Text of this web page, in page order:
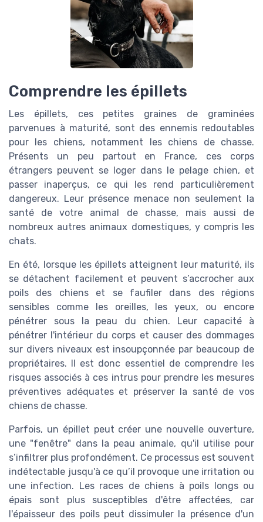
Comprendre les épillets
Les épillets, ces petites graines de graminées
parvenues à maturité, sont des ennemis redoutables
pour les chiens, notamment les chiens de chasse.
Présents un peu partout en France, ces corps
étrangers peuvent se loger dans le pelage chien, et
passer inaperçus, ce qui les rend particulièrement
dangereux. Leur présence menace non seulement la
santé de votre animal de chasse, mais aussi de
nombreux autres animaux domestiques, y compris les
chats.
En été, lorsque les épillets atteignent leur maturité, ils
se détachent facilement et peuvent s’accrocher aux
poils des chiens et se faufiler dans des régions
sensibles comme les oreilles, les yeux, ou encore
pénétrer sous la peau du chien. Leur capacité à
pénétrer l'intérieur du corps et causer des dommages
sur divers niveaux est insoupçonnée par beaucoup de
propriétaires. Il est donc essentiel de comprendre les
risques associés à ces intrus pour prendre les mesures
préventives adéquates et préserver la santé de vos
chiens de chasse.
Parfois, un épillet peut créer une nouvelle ouverture,
une "fenêtre" dans la peau animale, qu'il utilise pour
s’infiltrer plus profondément. Ce processus est souvent
indétectable jusqu'à ce qu’il provoque une irritation ou
une infection. Les races de chiens à poils longs ou
épais sont plus susceptibles d'être affectées, car
l'épaisseur des poils peut dissimuler la présence d'un